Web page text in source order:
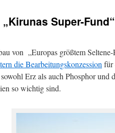
Super-Fund“
von „Europas größtem
die Bearbeitungskonzession für
Erz als auch Phosphor und
so wichtig sind.